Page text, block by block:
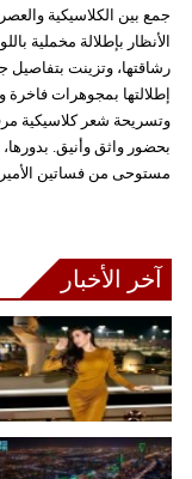
جمع بين الكلاسيكية
الأنظار بإطلالة مخملية
رشاقتها، وتزينت بتفاصيل
إطلالتها بمجوهرات
وتسريحة شعر كلاسيكية
بحضور واثق وأنيق.
مستوحى من فساتين
آخر الأخبار